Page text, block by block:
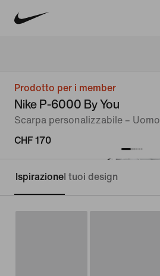
Prodotto per i member
Nike P-6000 By You
Scarpa personalizzabile – Uomo
CHF 170
Personalizza
Ispirazione I tuoi design